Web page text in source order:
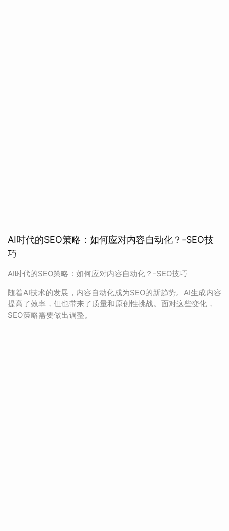
AI时代的SEO策略：如何应对内容自动化？-SEO技
巧
AI时代的SEO策略：如何应对内容自动化？-SEO技巧
随着AI技术的发展，内容自动化成为SEO的新趋势。AI生成内容
提高了效率，但也带来了质量和原创性挑战。面对这些变化，
SEO策略需要做出调整。